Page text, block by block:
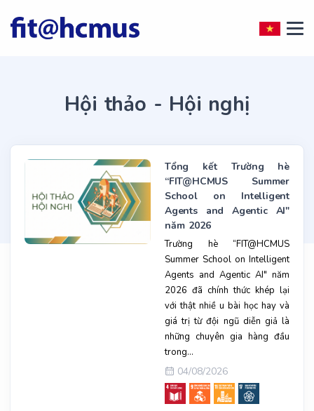
Hội thảo - Hội nghị
Tổng kết Trường hè
“FIT@HCMUS Summer
School on Intelligent
Agents and Agentic AI"
năm 2026
Trường hè “FIT@HCMUS
Summer School on Intelligent
Agents and Agentic AI" năm
2026 đã chính thức khép lại
với thật nhiề u bài học hay và
giá trị từ đội ngũ diễn giả là
những chuyên gia hàng đầu
trong...
04/08/2026